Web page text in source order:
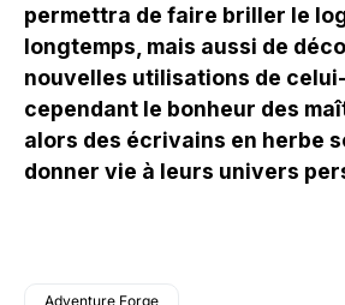
permettra de faire briller le
longtemps, mais aussi de
nouvelles utilisations de
cependant le bonheur des
alors des écrivains en herbe
donner vie à leurs univers
Adventure Forge